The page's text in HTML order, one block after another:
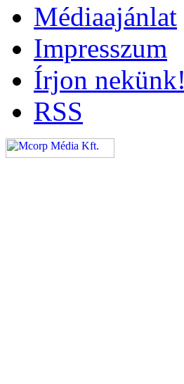
Médiaajánlat
Impresszum
Írjon nekünk!
RSS